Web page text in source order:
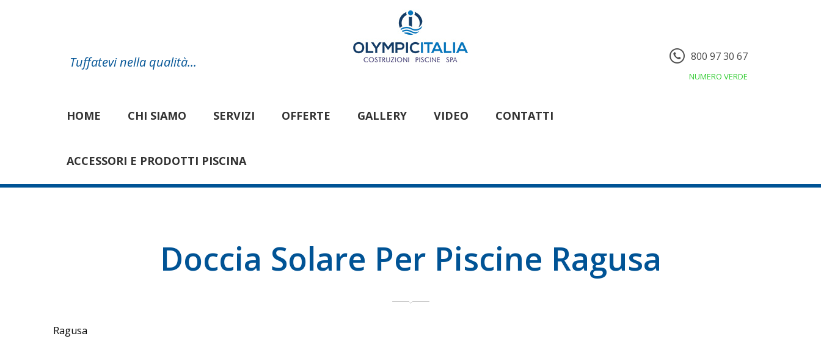
800 97 30 67
NUMERO VERDE
Tuffatevi nella qualità...
HOME CHI SIAMO SERVIZI OFFERTE GALLERY VIDEO CONTATTI
ACCESSORI E PRODOTTI PISCINA
Doccia Solare Per Piscine Ragusa
Ragusa